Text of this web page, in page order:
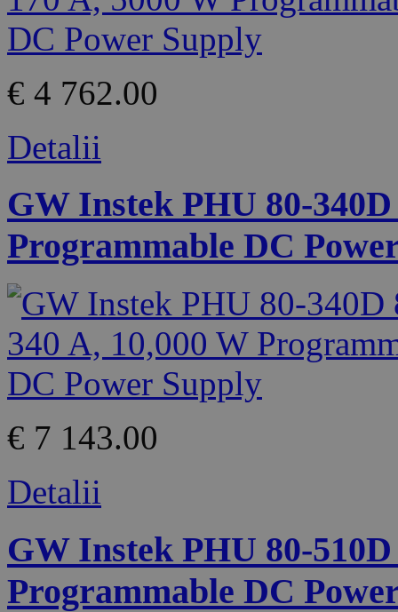
€ 4 762.00
Detalii
GW Instek PHU 80-
Programmable DC
€ 7 143.00
Detalii
GW Instek PHU 80-
Programmable DC